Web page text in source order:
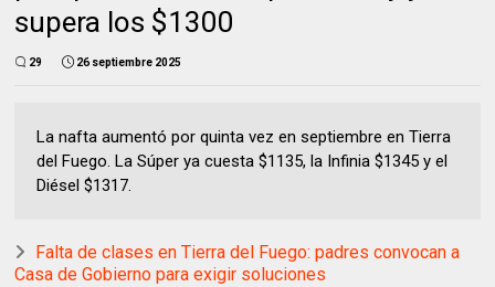
supera los $1300
29 26 septiembre 2025
La nafta aumentó por quinta vez en septiembre en Tierra
del Fuego. La Súper ya cuesta $1135, la Infinia $1345 y el
Diésel $1317.
Falta de clases en Tierra del Fuego: padres convocan a
Casa de Gobierno para exigir soluciones